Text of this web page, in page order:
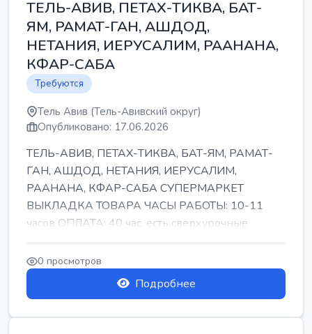
ТЕЛЬ-АВИВ, ПЕТАХ-ТИКВА, БАТ-
ЯМ, РАМАТ-ГАН, АШДОД,
НЕТАНИЯ, ИЕРУСАЛИМ, РААНАНА,
КФАР-САБА
Требуются
Тель Авив (Тель-Авивский округ)
Опубликовано: 17.06.2026
ТЕЛЬ-АВИВ, ПЕТАХ-ТИКВА, БАТ-ЯМ, РАМАТ-
ГАН, АШДОД, НЕТАНИЯ, ИЕРУСАЛИМ,
РААНАНА, КФАР-САБА СУПЕРМАРКЕТ
ВЫКЛАДКА ТОВАРА ЧАСЫ РАБОТЫ: 10-11
часов ОПЛАТА: 40 час, есть сверхурочные
ПИТАНИЕ ЕСТЬ Для синих б...
0 просмотров
Подробнее